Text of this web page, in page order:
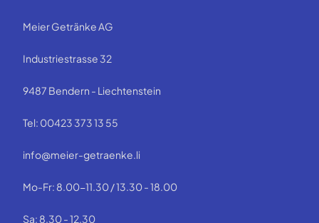
Meier Getränke AG
Industriestrasse 32
9487 Bendern - Liechtenstein
Tel: 00423 373 13 55
info@meier-getraenke.li
Mo-Fr: 8.00-11.30 / 13.30 - 18.00
Sa: 8.30 - 12.30